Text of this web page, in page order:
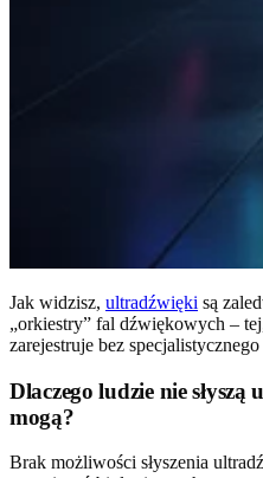
Jak widzisz, ultradźwięki są
„orkiestry” fal dźwiękowych –
zarejestruje bez specjalistycznego
Dlaczego ludzie nie
mogą?
Brak możliwości słyszenia